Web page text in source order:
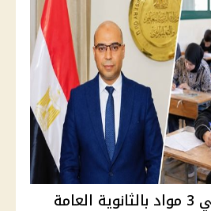
التعليم: الراسب في 3 مواد بالثانوية العامة